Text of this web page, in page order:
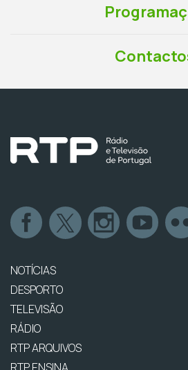
NOTÍCIAS
DESPORTO
TELEVISÃO
RÁDIO
RTP ARQUIVOS